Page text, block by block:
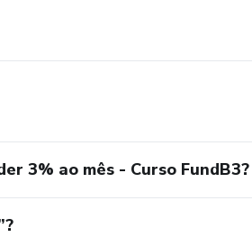
3% ao mês - Curso FundB3?